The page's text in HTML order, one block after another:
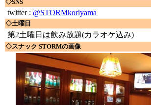
◇SNS
twitter : @STORMkoriyama
◇土曜日
第2土曜日は飲み放題(カラオケ込み)
◇スナック STORMの画像